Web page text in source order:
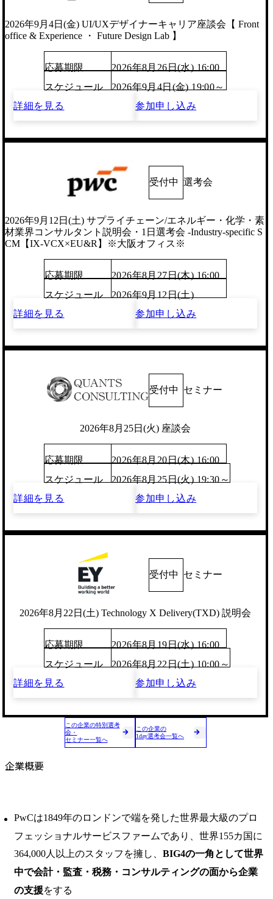
2026年9月4日(金) UI/UXデザイナーキャリア座談会【 Front
office & Experience ・ Future Design Lab 】
応募期限
2026年8月26日(水) 16:00
スケジュール
2026年9月4日(金) 19:00～
詳細を見る
参加申し込み
受付中 選考会
2026年9月12日(土) サプライチェーン/エネルギー・化学・素
材業界コンサルタント説明会・1日選考会 -Industry-specific S
CM【IX-VCX×EU&R】※大阪オフィス※
応募期限
2026年8月27日(木) 16:00
スケジュール
2026年9月12日(土)
詳細を見る
参加申し込み
受付中 セミナー
2026年8月25日(火) 座談会
応募期限
2026年8月20日(木) 16:00
スケジュール
2026年8月25日(火) 19:30～
詳細を見る
参加申し込み
受付中 セミナー
2026年8月22日(土) Technology X Delivery(TXD) 説明会
応募期限
2026年8月19日(水) 16:00
スケジュール
2026年8月22日(土) 10:00～
詳細を見る
参加申し込み
この企業の特別選考
会・
セミナー一覧へ
この企業の
1day選考会一覧へ
企業概要
PwCは1849年のロンドンで端を発した世界最大級のプロ
フェッショナルサービスファームであり、世界155カ国に
364,000人以上のスタッフを擁し、 BIG4の一角として世界
中で会計・監査・税務・コンサルティングの面から企業
の支援をする